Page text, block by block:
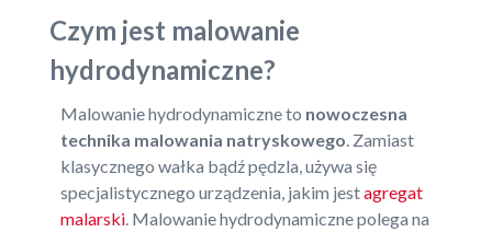
Czym jest malowanie
hydrodynamiczne?
Malowanie hydrodynamiczne to nowoczesna
technika malowania natryskowego. Zamiast
klasycznego wałka bądź pędzla, używa się
specjalistycznego urządzenia, jakim jestagregat
malarski. Malowanie hydrodynamiczne polega na